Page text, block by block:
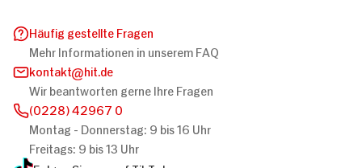
Häufig gestellte Fragen
Mehr Informationen in unserem FAQ
kontakt
hit.de
Wir beantworten gerne Ihre Fragen
(0228) 42967 0
Montag - Donnerstag: 9 bis 16 Uhr
Freitags: 9 bis 13 Uhr